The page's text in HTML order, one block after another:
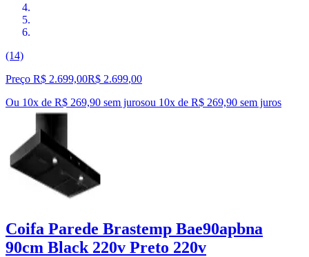
(14)
Preço R$ 2.699,00R$ 2.699,00
Ou 10x de R$ 269,90 sem jurosou 10x de R$ 269,90 sem juros
Coifa Parede Brastemp Bae90apbna
90cm Black 220v Preto 220v